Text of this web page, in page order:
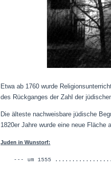
Etwa ab 1760 wurde
des Rückganges der Zahl der
Die älteste nachweisbare jüdische
1820er Jahre wurde eine neue Fläche
Juden in Wunstorf:
--- um 1555